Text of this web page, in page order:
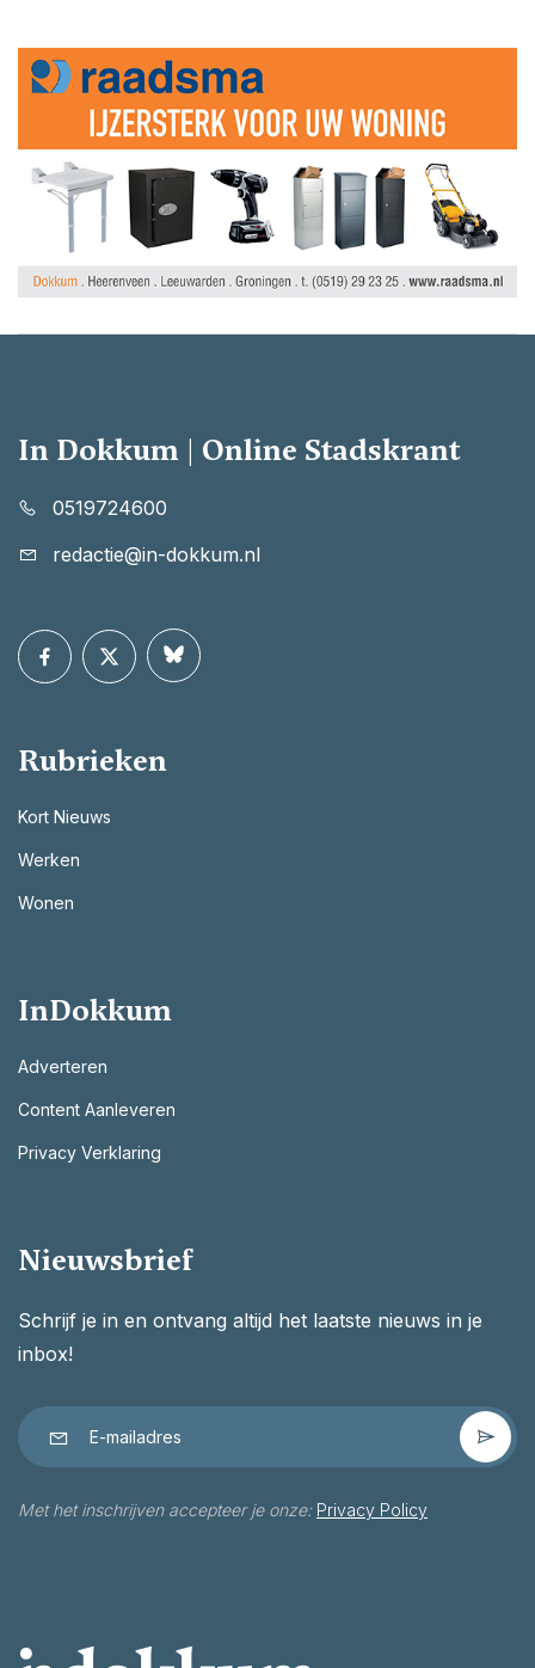
In Dokkum | Online Stadskrant
0519724600
redactie@in-dokkum.nl
Rubrieken
Kort Nieuws
Werken
Wonen
InDokkum
Adverteren
Content Aanleveren
Privacy Verklaring
Nieuwsbrief
Schrijf je in en ontvang altijd het laatste nieuws in je
inbox!
Met het inschrijven accepteer je onze: Privacy Policy